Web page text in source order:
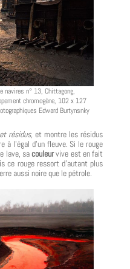
navires n° 13, Chittagong,
chromogène, 102 x 127
Edward Burtynsnky
résidus, et montre les résidus
l’égal d’un fleuve. Si le rouge
lave, sacouleurvive est en fait
ce rouge ressort d’autant plus
aussi noire que le pétrole.